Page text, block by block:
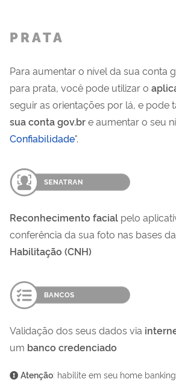
P R A T A
Para aumentar o nível da sua conta
para prata, você pode utilizar o
seguir as orientações por lá, e pode
sua conta gov.bre aumentar o seu
Confiabilidade".
Reconhecimento facial pelo
conferência da sua foto nas bases da
Habilitação (CNH)
Validação dos seus dados via
um banco credenciado
Atenção: habilite em seu home